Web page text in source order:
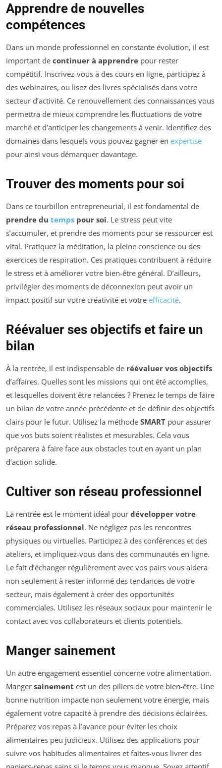
Apprendre de nouvelles
compétences
Dans un monde professionnel en constante évolution, il est
important de continuer à apprendre pour rester
compétitif. Inscrivez-vous à des cours en ligne, participez à
des webinaires, ou lisez des livres spécialisés dans votre
secteur d’activité. Ce renouvellement des connaissances vous
permettra de mieux comprendre les fluctuations de votre
marché et d’anticiper les changements à venir. Identifiez des
domaines dans lesquels vous pouvez gagner en expertise
pour ainsi vous démarquer davantage.
Trouver des moments pour soi
Dans ce tourbillon entrepreneurial, il est fondamental de
prendre du temps pour soi. Le stress peut vite
s’accumuler, et prendre des moments pour se ressourcer est
vital. Pratiquez la méditation, la pleine conscience ou des
exercices de respiration. Ces pratiques contribuent à réduire
le stress et à améliorer votre bien-être général. D’ailleurs,
privilégier des moments de déconnexion peut avoir un
impact positif sur votre créativité et votre efficacité.
Réévaluer ses objectifs et faire un
bilan
À la rentrée, il est indispensable de réévaluer vos objectifs
d’affaires. Quelles sont les missions qui ont été accomplies,
et lesquelles doivent être relancées ? Prenez le temps de faire
un bilan de votre année précédente et de définir des objectifs
clairs pour le futur. Utilisez la méthode SMART pour assurer
que vos buts soient réalistes et mesurables. Cela vous
préparera à faire face aux obstacles tout en ayant un plan
d’action solide.
Cultiver son réseau professionnel
La rentrée est le moment idéal pour développer votre
réseau professionnel. Ne négligez pas les rencontres
physiques ou virtuelles. Participez à des conférences et des
ateliers, et impliquez-vous dans des communautés en ligne.
Le fait d’échanger régulièrement avec vos pairs vous aidera
non seulement à rester informé des tendances de votre
secteur, mais également à créer des opportunités
commerciales. Utilisez les réseaux sociaux pour maintenir le
contact avec vos collaborateurs et clients potentiels.
Manger sainement
Un autre engagement essentiel concerne votre alimentation.
Manger sainement est un des piliers de votre bien-être. Une
bonne nutrition impacte non seulement votre énergie, mais
également votre capacité à prendre des décisions éclairées.
Préparez vos repas à l’avance pour éviter les choix
alimentaires peu judicieux. Utilisez des applications pour
suivre vos habitudes alimentaires et faites-vous livrer des